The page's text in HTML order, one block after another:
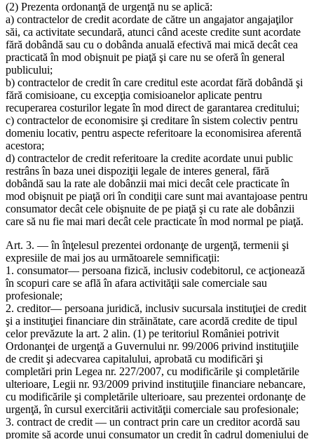
(2) Prezenta ordonanţă de urgenţă nu se aplică:
a) contractelor de credit acordate de către un angajator angajaţilor
săi, ca activitate secundară, atunci când aceste credite sunt acordate
fără dobândă sau cu o dobânda anuală efectivă mai mică decât cea
practicată în mod obişnuit pe piaţă şi care nu se oferă în general
publicului;
b) contractelor de credit în care creditul este acordat fără dobândă şi
fără comisioane, cu excepţia comisioanelor aplicate pentru
recuperarea costurilor legate în mod direct de garantarea creditului;
c) contractelor de economisire şi creditare în sistem colectiv pentru
domeniu locativ, pentru aspecte referitoare la economisirea aferentă
acestora;
d) contractelor de credit referitoare la credite acordate unui public
restrâns în baza unei dispoziţii legale de interes general, fără
dobândă sau la rate ale dobânzii mai mici decât cele practicate în
mod obişnuit pe piaţă ori în condiţii care sunt mai avantajoase pentru
consumator decât cele obişnuite de pe piaţă şi cu rate ale dobânzii
care să nu fie mai mari decât cele practicate în mod normal pe piaţă.
Art. 3. — în înţelesul prezentei ordonanţe de urgenţă, termenii şi
expresiile de mai jos au următoarele semnificaţii:
1. consumator— persoana fizică, inclusiv codebitorul, ce acţionează
în scopuri care se află în afara activităţii sale comerciale sau
profesionale;
2. creditor— persoana juridică, inclusiv sucursala instituţiei de credit
şi a instituţiei financiare din străinătate, care acordă credite de tipul
celor prevăzute la art. 2 alin. (1) pe teritoriul României potrivit
Ordonanţei de urgenţă a Guvernului nr. 99/2006 privind instituţiile
de credit şi adecvarea capitalului, aprobată cu modificări şi
completări prin Legea nr. 227/2007, cu modificările şi completările
ulterioare, Legii nr. 93/2009 privind instituţiile financiare nebancare,
cu modificările şi completările ulterioare, sau prezentei ordonanţe de
urgenţă, în cursul exercitării activităţii comerciale sau profesionale;
3. contract de credit — un contract prin care un creditor acordă sau
promite să acorde unui consumator un credit în cadrul domeniului de